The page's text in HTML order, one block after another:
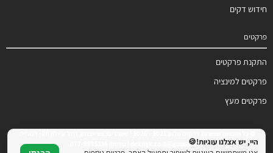
חידוש דקים
פרקטים
התקנת פרקטים
פרקטים למינציה
פרקטים מעץ
dekdek.co.il@gmail.com | טלפון: 077-9995116היי, יש אצלנו עוגיות!🍪